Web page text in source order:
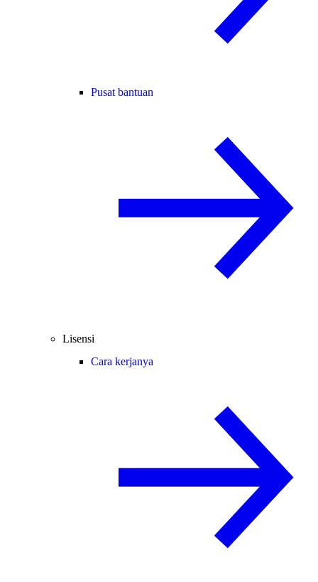
Pusat bantuan
Lisensi
Cara kerjanya